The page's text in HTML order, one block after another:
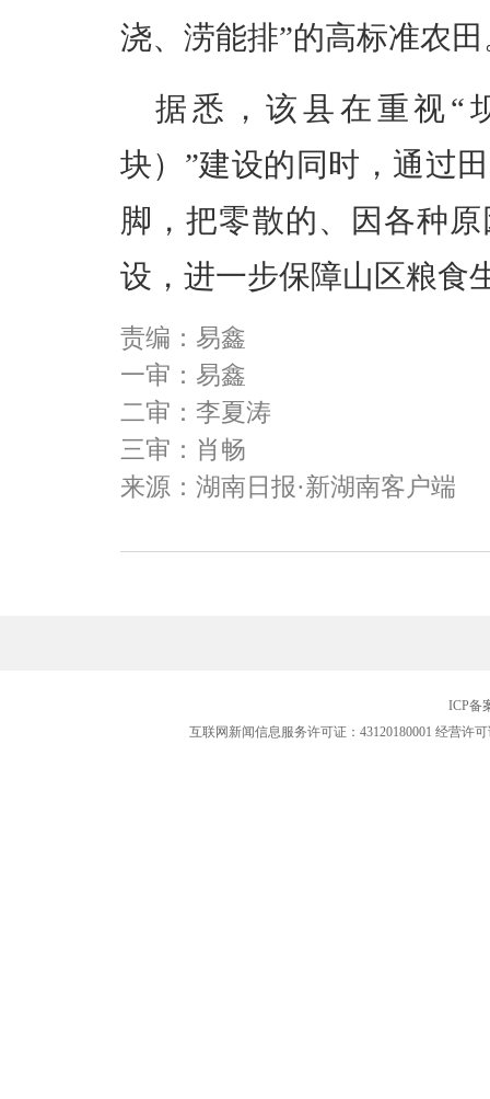
浇、涝能排”的高标准农
据悉，该县在重视“
块）”建设的同时，通过
脚，把零散的、因各种
设，进一步保障山区粮食
责编：易鑫
一审：易鑫
二审：李夏涛
三审：肖畅
来源：湖南日报·新湖南客户端
ICP备
互联网新闻信息服务许可证：43120180001 经营许可